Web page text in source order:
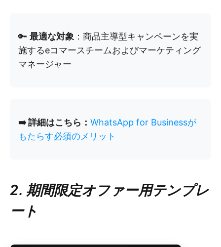
🔑 最適な対象 ：商品主導型キャンペーンを実
施するeコマースチームおよびマーケティング
マネージャー
➡️ 詳細はこちら： WhatsApp for Businessが
もたらす必須のメリット
2. 期間限定オファー用テンプレ
ート